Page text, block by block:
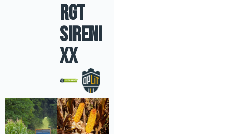
RGT
SIRENI
XX